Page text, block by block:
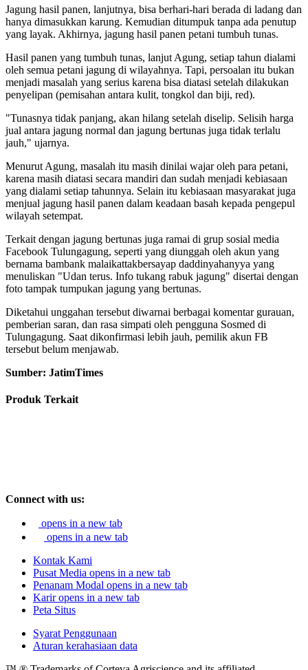
Jagung hasil panen, lanjutnya, bisa berhari-hari berada di ladang dan
hanya dimasukkan karung. Kemudian ditumpuk tanpa ada penutup
yang layak. Akhirnya, jagung hasil panen petani tumbuh tunas.
Hasil panen yang tumbuh tunas, lanjut Agung, setiap tahun dialami
oleh semua petani jagung di wilayahnya. Tapi, persoalan itu bukan
menjadi masalah yang serius karena bisa diatasi setelah dilakukan
penyelipan (pemisahan antara kulit, tongkol dan biji, red).
"Tunasnya tidak panjang, akan hilang setelah diselip. Selisih harga
jual antara jagung normal dan jagung bertunas juga tidak terlalu
jauh," ujarnya.
Menurut Agung, masalah itu masih dinilai wajar oleh para petani,
karena masih diatasi secara mandiri dan sudah menjadi kebiasaan
yang dialami setiap tahunnya. Selain itu kebiasaan masyarakat juga
menjual jagung hasil panen dalam keadaan basah kepada pengepul
wilayah setempat.
Terkait dengan jagung bertunas juga ramai di grup sosial media
Facebook Tulungagung, seperti yang diunggah oleh akun yang
bernama bambank malaikattakbersayap daddinyahanyya yang
menuliskan "Udan terus. Info tukang rabuk jagung" disertai dengan
foto tampak tumpukan jagung yang bertunas.
Diketahui unggahan tersebut diwarnai berbagai komentar gurauan,
pemberian saran, dan rasa simpati oleh pengguna Sosmed di
Tulungagung. Saat dikonfirmasi lebih jauh, pemilik akun FB
tersebut belum menjawab.
Sumber: JatimTimes
Produk Terkait
Connect with us:
opens in a new tab
opens in a new tab
Kontak Kami
Pusat Media opens in a new tab
Penanam Modal opens in a new tab
Karir opens in a new tab
Peta Situs
Syarat Penggunaan
Aturan kerahasiaan data